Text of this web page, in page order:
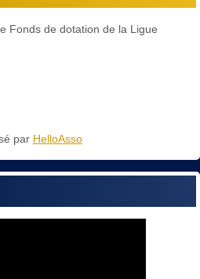
Fonds de dotation de la Ligue
par HelloAsso